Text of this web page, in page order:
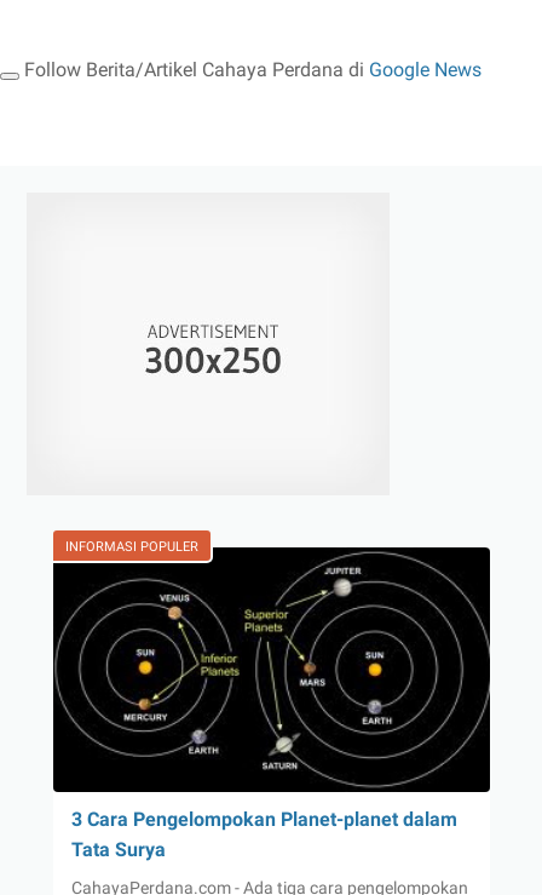
Follow Berita/Artikel Cahaya Perdana di Google News
INFORMASI POPULER
3 Cara Pengelompokan Planet-planet dalam
Tata Surya
CahayaPerdana.com - Ada tiga cara pengelompokan